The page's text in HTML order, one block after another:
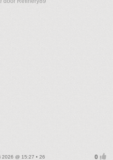
2026 @ 15:27 • 26